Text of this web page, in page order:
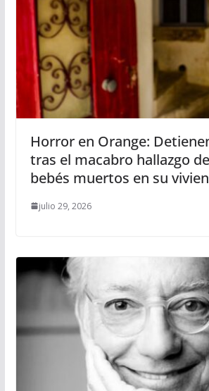
Horror en Orange:
tras el macabro hallazgo
bebés muertos en su
julio 29, 2026